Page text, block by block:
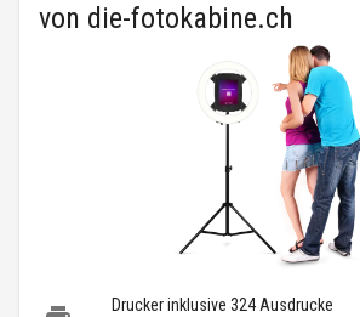
von die-fotokabine.ch
Drucker inklusive 324 Ausdrucke